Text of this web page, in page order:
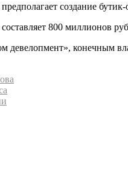
создание
составляет 800 миллионов
девелопмент», конечным